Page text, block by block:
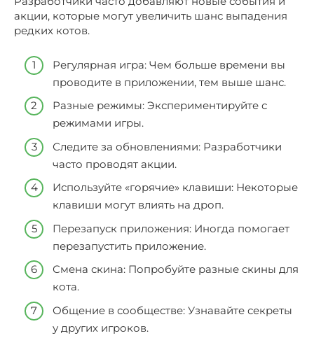
акции, которые могут увеличить шанс выпадения
редких котов.
Регулярная игра: Чем больше времени вы
проводите в приложении, тем выше шанс.
Разные режимы: Экспериментируйте с
режимами игры.
Следите за обновлениями: Разработчики
часто проводят акции.
Используйте «горячие» клавиши: Некоторые
клавиши могут влиять на дроп.
Перезапуск приложения: Иногда помогает
перезапустить приложение.
Смена скина: Попробуйте разные скины для
кота.
Общение в сообществе: Узнавайте секреты
у других игроков.